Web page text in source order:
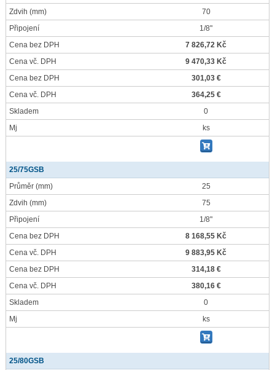
Zdvih (mm)
70
Připojení
1/8"
Cena bez DPH
7 826,72 Kč
Cena vč. DPH
9 470,33 Kč
Cena bez DPH
301,03 €
Cena vč. DPH
364,25 €
Skladem
0
Mj
ks
25/75GSB
Průměr (mm)
25
Zdvih (mm)
75
Připojení
1/8"
Cena bez DPH
8 168,55 Kč
Cena vč. DPH
9 883,95 Kč
Cena bez DPH
314,18 €
Cena vč. DPH
380,16 €
Skladem
0
Mj
ks
25/80GSB